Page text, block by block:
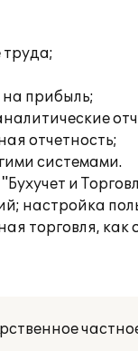
труда;
на прибыль;
отчетность;
системами.
и
настройка
торговля, как